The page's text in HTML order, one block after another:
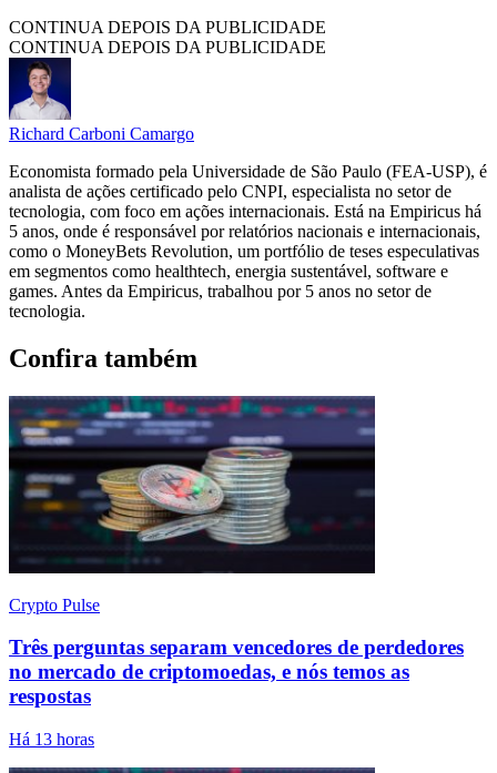
CONTINUA DEPOIS DA PUBLICIDADE
CONTINUA DEPOIS DA PUBLICIDADE
Richard Carboni Camargo
Economista formado pela Universidade de São Paulo (FEA-USP), é
analista de ações certificado pelo CNPI, especialista no setor de
tecnologia, com foco em ações internacionais. Está na Empiricus há
5 anos, onde é responsável por relatórios nacionais e internacionais,
como o MoneyBets Revolution, um portfólio de teses especulativas
em segmentos como healthtech, energia sustentável, software e
games. Antes da Empiricus, trabalhou por 5 anos no setor de
tecnologia.
Confira também
Crypto Pulse
Três perguntas separam vencedores de perdedores
no mercado de criptomoedas, e nós temos as
respostas
Há 13 horas